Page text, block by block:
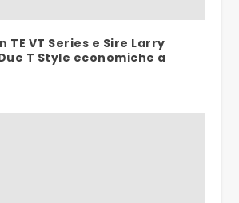
TE VT Series e Sire Larry
T Style economiche a